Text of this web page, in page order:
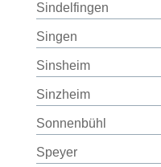
Sindelfingen
Singen
Sinsheim
Sinzheim
Sonnenbühl
Speyer